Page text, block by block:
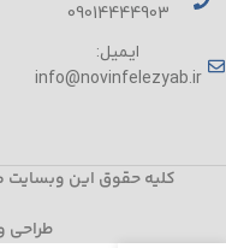
09014444903
ایمیل:
info@novinfelezyab.ir
کلیه حقوق این وبسایت
طراحی